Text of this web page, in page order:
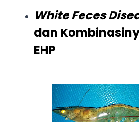
White Feces
dan
EHP